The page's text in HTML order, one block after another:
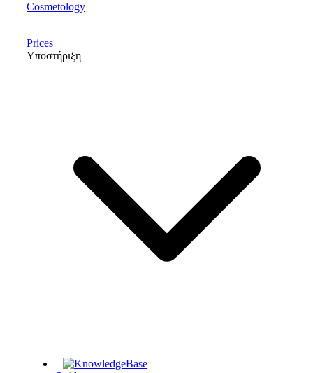
Cosmetology
Prices
Υποστήριξη